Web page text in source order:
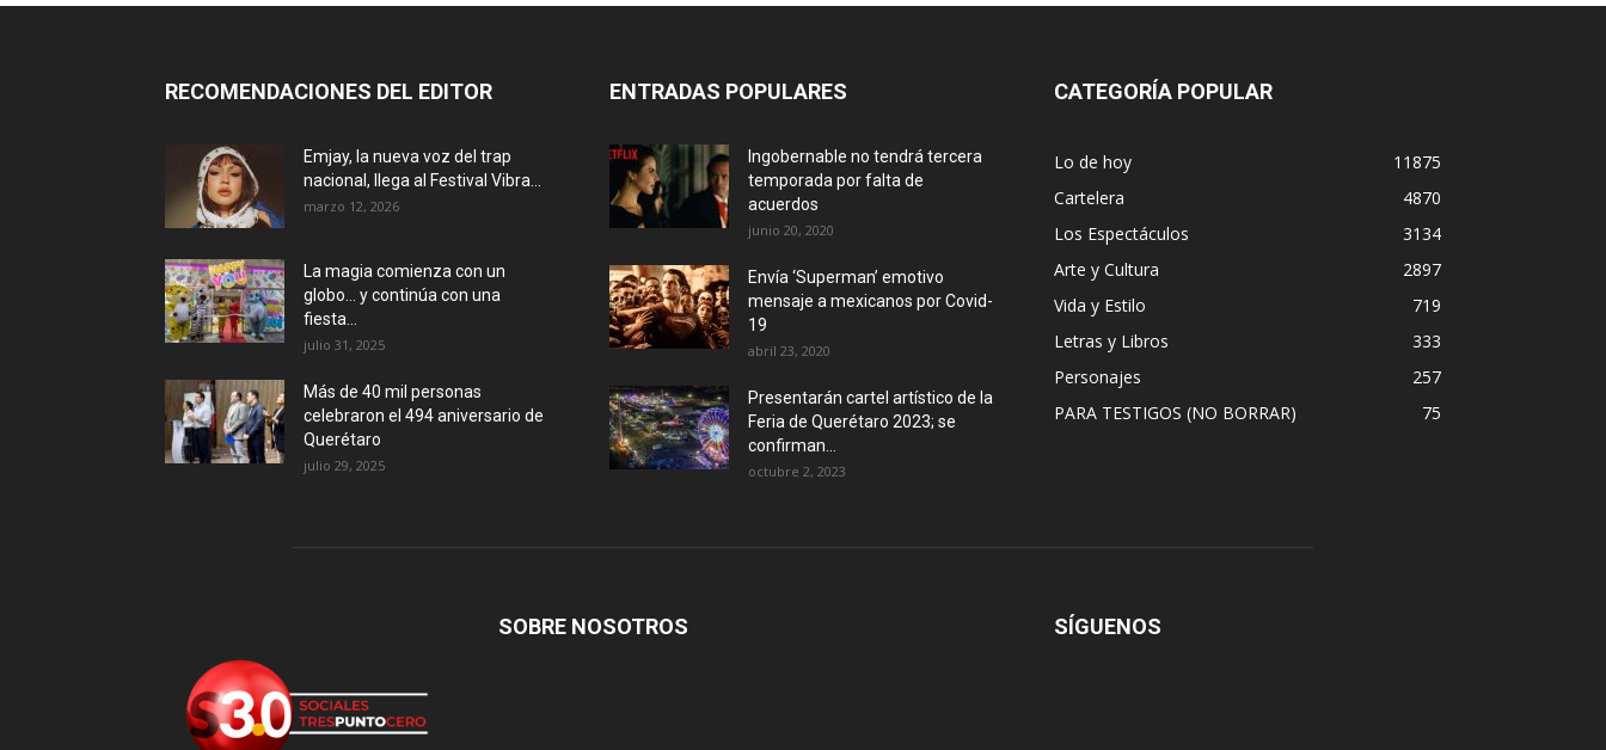
RECOMENDACIONES DEL EDITOR
Emjay, la nueva voz del trap
nacional, llega al Festival Vibra...
marzo 12, 2026
La magia comienza con un
globo… y continúa con una
fiesta...
julio 31, 2025
Más de 40 mil personas
celebraron el 494 aniversario de
Querétaro
julio 29, 2025
ENTRADAS POPULARES
Ingobernable no tendrá tercera
temporada por falta de
acuerdos
junio 20, 2020
Envía ‘Superman’ emotivo
mensaje a mexicanos por Covid-
19
abril 23, 2020
Presentarán cartel artístico de la
Feria de Querétaro 2023; se
confirman...
octubre 2, 2023
CATEGORÍA POPULAR
Lo de hoy
11875
Cartelera
4870
Los Espectáculos
3134
Arte y Cultura
2897
Vida y Estilo
719
Letras y Libros
333
Personajes
257
PARA TESTIGOS (NO BORRAR)
75
SOBRE NOSOTROS SÍGUENOS